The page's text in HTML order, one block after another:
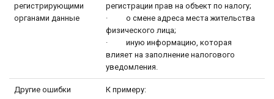
регистрирующими
органами данные
регистрации прав на объект по налогу;
· о смене адреса места жительства
физического лица;
· иную информацию, которая
влияет на заполнение налогового
уведомления.
Другие ошибки К примеру: